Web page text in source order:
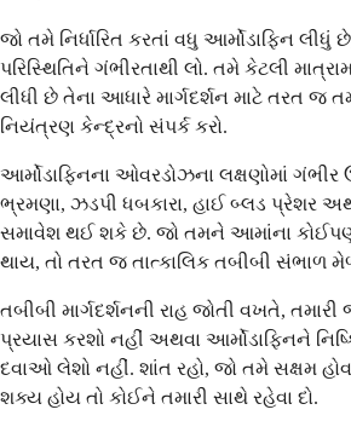
જો તમે નિર્ધારિત કરતાં વધુ આર્મોડાફિન લીધું
પરિસ્થિતિને ગંભીરતાથી લો. તમે કેટલી
લીધી છે તેના આધારે માર્ગદર્શન માટે તરત જ
નિયંત્રણ કેન્દ્રનો સંપર્ક કરો.
આર્મોડાફિનના ઓવરડોઝના લક્ષણોમાં
ભ્રમણા, ઝડપી ધબકારા, હાઈ બ્લડ પ્રેશર
સમાવેશ થઈ શકે છે. જો તમને આમાંના
થાય, તો તરત જ તાત્કાલિક તબીબી સંભાળ
તબીબી માર્ગદર્શનની રાહ જોતી વખતે,
પ્રયાસ કરશો નહીં અથવા આર્મોડાફિનને
દવાઓ લેશો નહીં. શાંત રહો, જો તમે સક્ષમ
શક્ય હોય તો કોઈને તમારી સાથે રહેવા દો.